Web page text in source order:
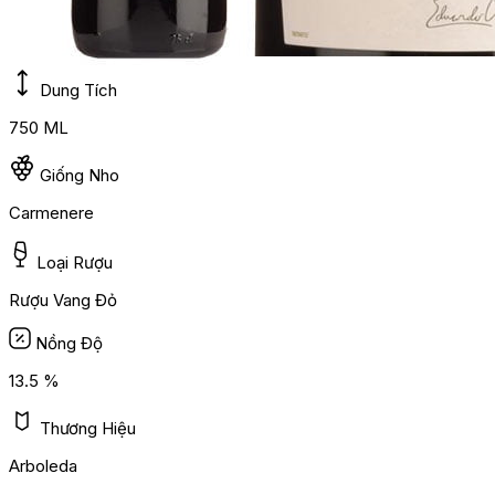
Dung Tích
750 ML
Giống Nho
Carmenere
Loại Rượu
Rượu Vang Đỏ
Nồng Độ
13.5 %
Thương Hiệu
Arboleda